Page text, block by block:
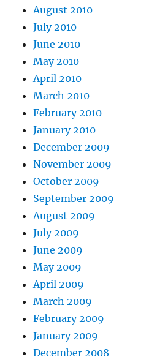
August 2010
July 2010
June 2010
May 2010
April 2010
March 2010
February 2010
January 2010
December 2009
November 2009
October 2009
September 2009
August 2009
July 2009
June 2009
May 2009
April 2009
March 2009
February 2009
January 2009
December 2008